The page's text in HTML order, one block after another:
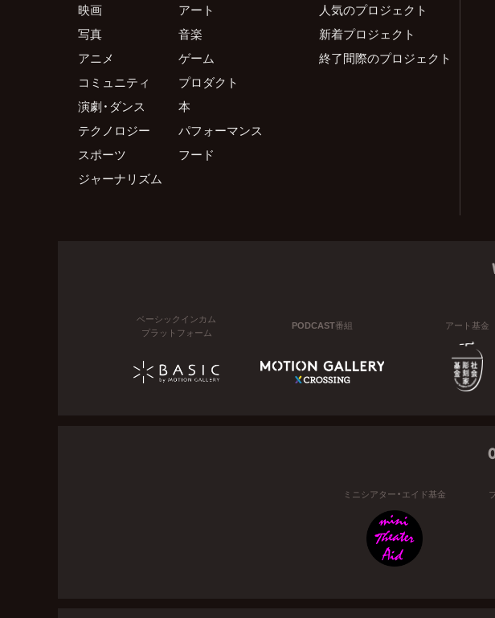
映画
アート
写真
音楽
アニメ
ゲーム
コミュニティ
プロダクト
演劇・ダンス
本
テクノロジー
パフォーマンス
スポーツ
フード
ジャーナリズム
人気のプロジェクト
新着プロジェクト
終了間際のプロジェクト
ベーシックインカム
プラットフォーム
PODCAST番組 アート基金
ミニシアター・エイド基金